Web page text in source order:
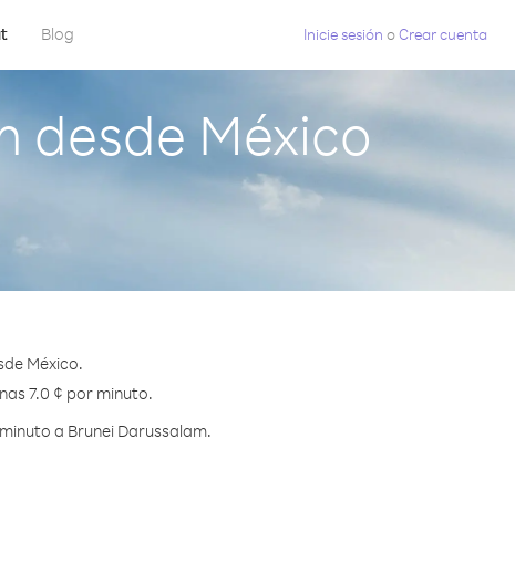
Blog Inicie sesión oCrear cuenta
desde México
México.
7.0 ¢ por minuto.
a Brunei Darussalam.